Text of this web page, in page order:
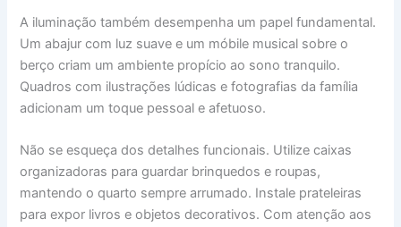
A iluminação também desempenha um papel fundamental.
Um abajur com luz suave e um móbile musical sobre o
berço criam um ambiente propício ao sono tranquilo.
Quadros com ilustrações lúdicas e fotografias da família
adicionam um toque pessoal e afetuoso.
Não se esqueça dos detalhes funcionais. Utilize caixas
organizadoras para guardar brinquedos e roupas,
mantendo o quarto sempre arrumado. Instale prateleiras
para expor livros e objetos decorativos. Com atenção aos